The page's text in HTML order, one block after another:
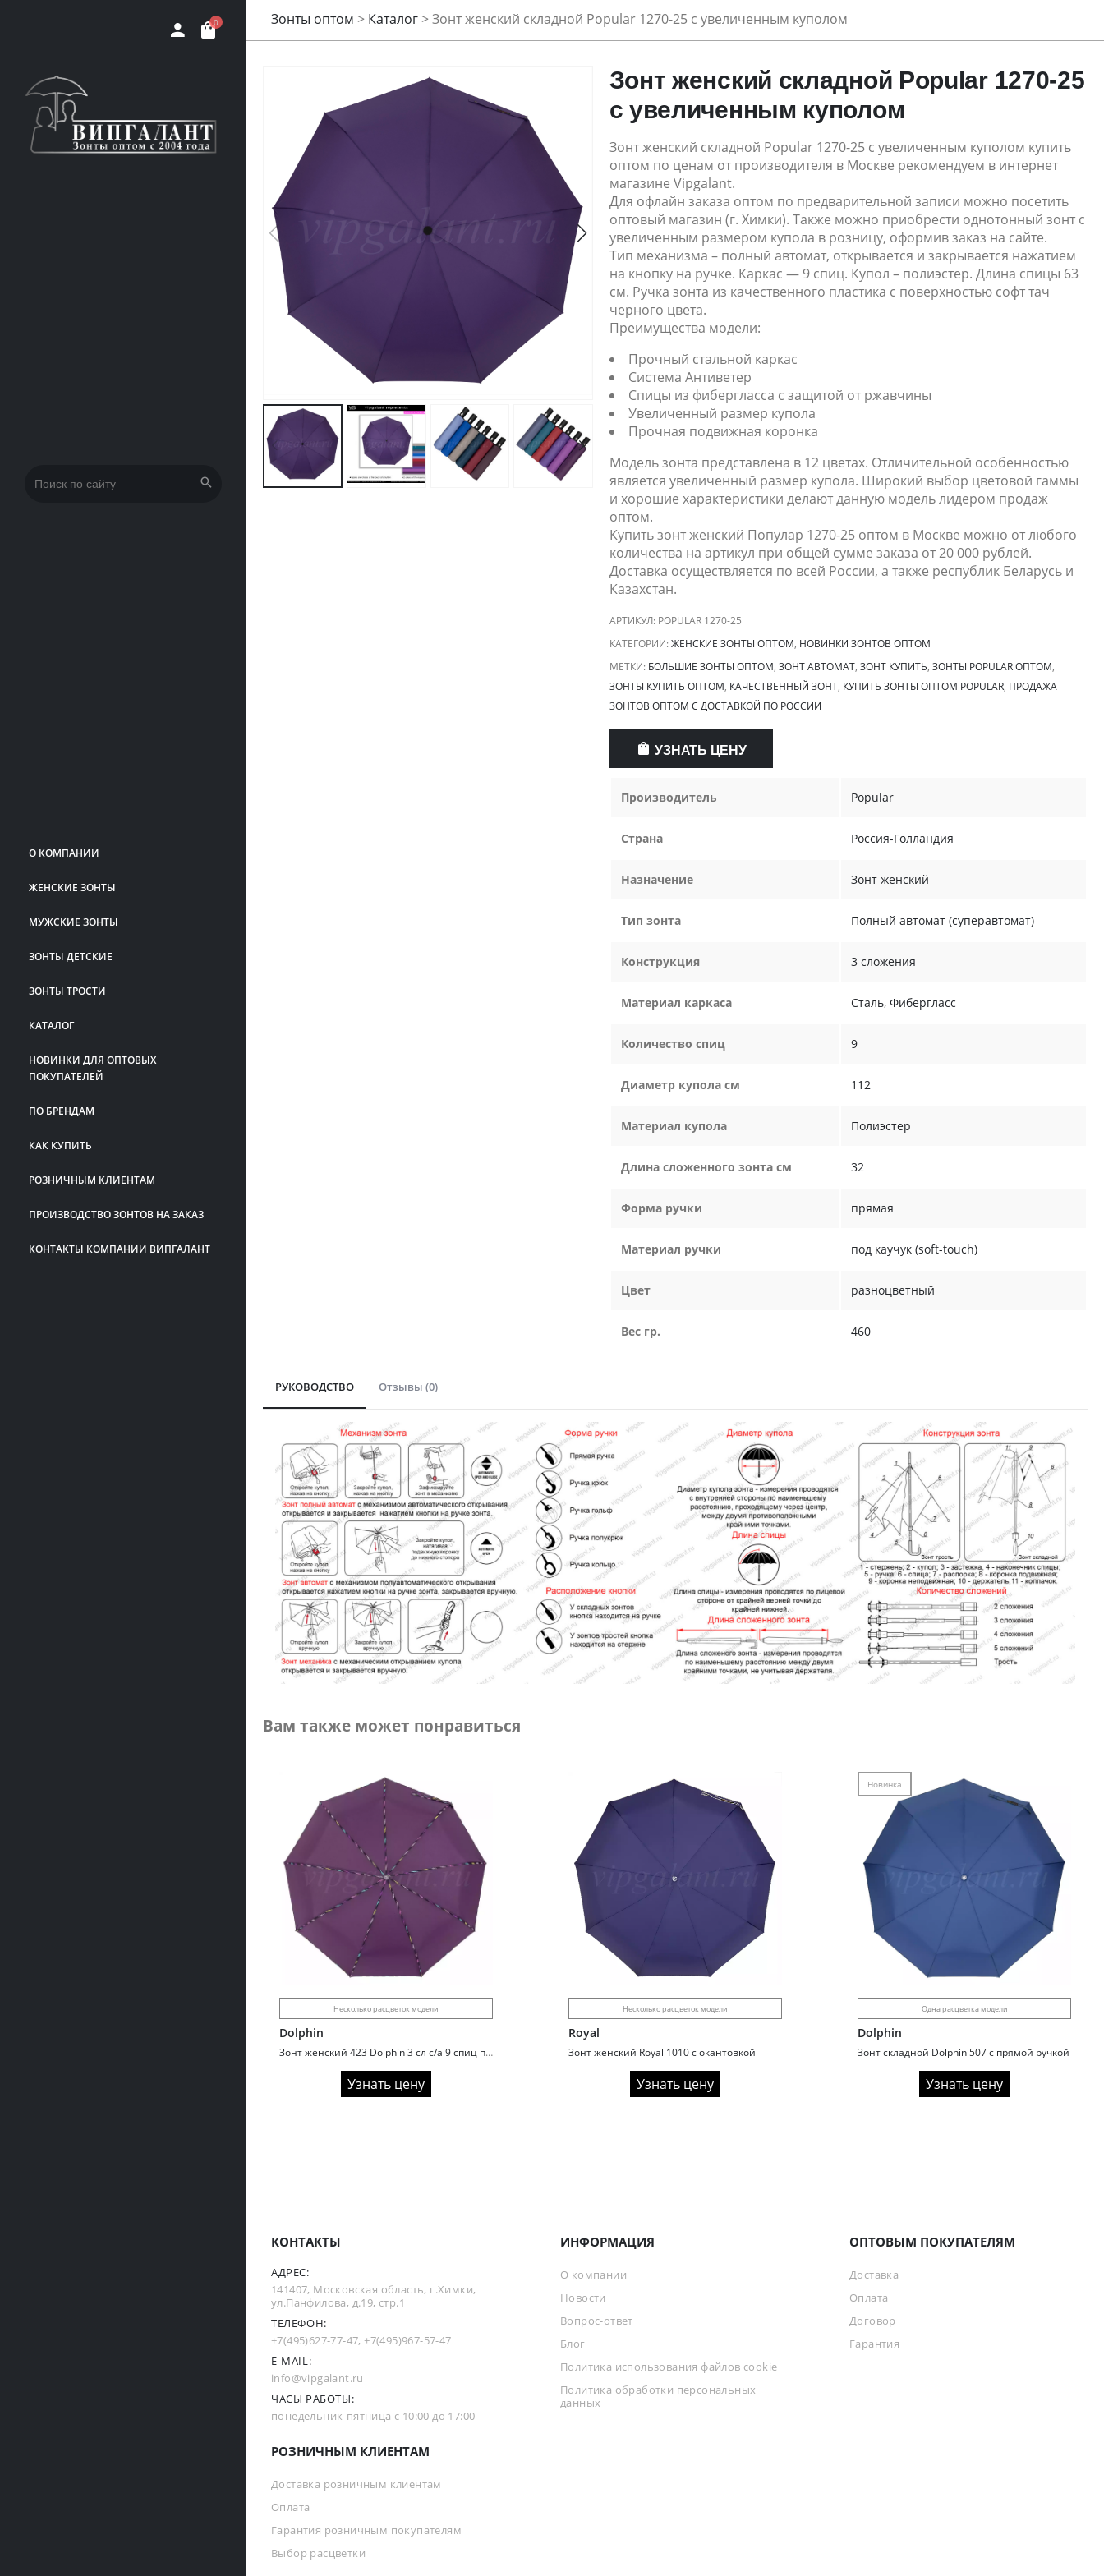
0
Искать:
О КОМПАНИИ
ЖЕНСКИЕ ЗОНТЫ
МУЖСКИЕ ЗОНТЫ
ЗОНТЫ ДЕТСКИЕ
ЗОНТЫ ТРОСТИ
КАТАЛОГ
НОВИНКИ ДЛЯ ОПТОВЫХ
ПОКУПАТЕЛЕЙ
ПО БРЕНДАМ
КАК КУПИТЬ
РОЗНИЧНЫМ КЛИЕНТАМ
ПРОИЗВОДСТВО ЗОНТОВ НА ЗАКАЗ
КОНТАКТЫ КОМПАНИИ ВИПГАЛАНТ
Зонты оптом > Каталог>Зонт женский складной Popular 1270-25 с увеличенным куполом
Зонт женский складной Popular 1270-25
с увеличенным куполом
Зонт женский складной Popular 1270-25 с увеличенным куполом купить
оптом по ценам от производителя в Москве рекомендуем в интернет
магазине Vipgalant.
Для офлайн заказа оптом по предварительной записи можно посетить
оптовый магазин (г. Химки). Также можно приобрести однотонный зонт с
увеличенным размером купола в розницу, оформив заказ на сайте.
Тип механизма – полный автомат, открывается и закрывается нажатием
на кнопку на ручке. Каркас — 9 спиц. Купол – полиэстер. Длина спицы 63
см. Ручка зонта из качественного пластика с поверхностью софт тач
черного цвета.
Преимущества модели:
Прочный стальной каркас
Система Антиветер
Спицы из фибергласса с защитой от ржавчины
Увеличенный размер купола
Прочная подвижная коронка
Модель зонта представлена в 12 цветах. Отличительной особенностью
является увеличенный размер купола. Широкий выбор цветовой гаммы
и хорошие характеристики делают данную модель лидером продаж
оптом.
Купить зонт женский Популар 1270-25 оптом в Москве можно от любого
количества на артикул при общей сумме заказа от 20 000 рублей.
Доставка осуществляется по всей России, а также республик Беларусь и
Казахстан.
АРТИКУЛ: POPULAR 1270-25
КАТЕГОРИИ:ЖЕНСКИЕ ЗОНТЫ ОПТОМ, НОВИНКИ ЗОНТОВ ОПТОМ
МЕТКИ: БОЛЬШИЕ ЗОНТЫ ОПТОМ, ЗОНТ АВТОМАТ, ЗОНТ КУПИТЬ, ЗОНТЫ POPULAR ОПТОМ,
ЗОНТЫ КУПИТЬ ОПТОМ, КАЧЕСТВЕННЫЙ ЗОНТ, КУПИТЬ ЗОНТЫ ОПТОМ POPULAR, ПРОДАЖА
ЗОНТОВ ОПТОМ С ДОСТАВКОЙ ПО РОССИИ
УЗНАТЬ ЦЕНУ
Производитель Popular
Страна Россия-Голландия
Назначение Зонт женский
Тип зонта Полный автомат (суперавтомат)
Конструкция 3 сложения
Материал каркаса Сталь, Фибергласс
Количество спиц 9
Диаметр купола см 112
Материал купола Полиэстер
Длина сложенного зонта см 32
Форма ручки прямая
Материал ручки под каучук (soft-touch)
Цвет разноцветный
Вес гр. 460
РУКОВОДСТВО Отзывы (0)
Вам также может понравиться
Несколько расцветок модели
Dolphin
Зонт женский 423 Dolphin 3 сл c/а 9 спиц полиэстер
Узнать цену
Несколько расцветок модели
Royal
Зонт женский Royal 1010 с окантовкой
Узнать цену
Новинка
Одна расцветка модели
Dolphin
Зонт складной Dolphin 507 с прямой ручкой
Узнать цену
КОНТАКТЫ
АДРЕС:
141407, Московская область, г.Химки,
ул.Панфилова, д.19, стр.1
ТЕЛЕФОН:
+7(495)627-77-47,+7(495)967-57-47
E-MAIL:
info@vipgalant.ru
ЧАСЫ РАБОТЫ:
понедельник-пятница с 10:00 до 17:00
ИНФОРМАЦИЯ
О компании
Новости
Вопрос-ответ
Блог
Политика использования файлов cookie
Политика обработки персональных
данных
ОПТОВЫМ ПОКУПАТЕЛЯМ
Доставка
Оплата
Договор
Гарантия
РОЗНИЧНЫМ КЛИЕНТАМ
Доставка розничным клиентам
Оплата
Гарантия розничным покупателям
Выбор расцветки